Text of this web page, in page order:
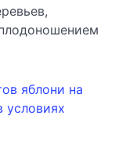
яблони на
условиях